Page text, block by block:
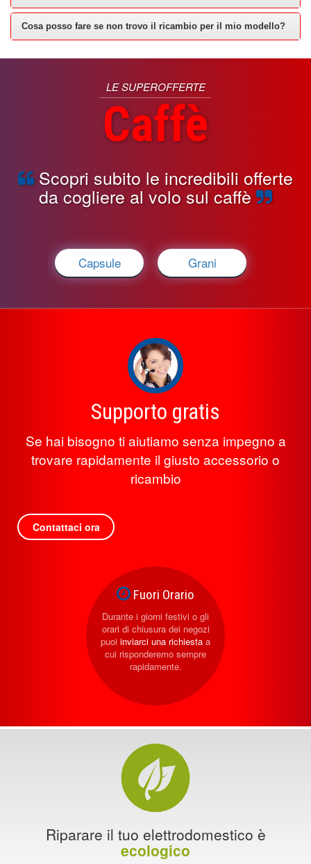
Cosa posso fare se non trovo il ricambio per il mio modello?
LE SUPEROFFERTE
Caffè
Scopri subito le incredibili offerte
da cogliere al volo sul caffè
Capsule Grani
Supporto gratis
Se hai bisogno ti aiutiamo senza impegno a
trovare rapidamente il giusto accessorio o
ricambio
Contattaci ora
Fuori Orario
Durante i giorni festivi o gli
orari di chiusura dei negozi
puoi inviarci una richiesta a
cui risponderemo sempre
rapidamente.
Riparare il tuo elettrodomestico è
ecologico